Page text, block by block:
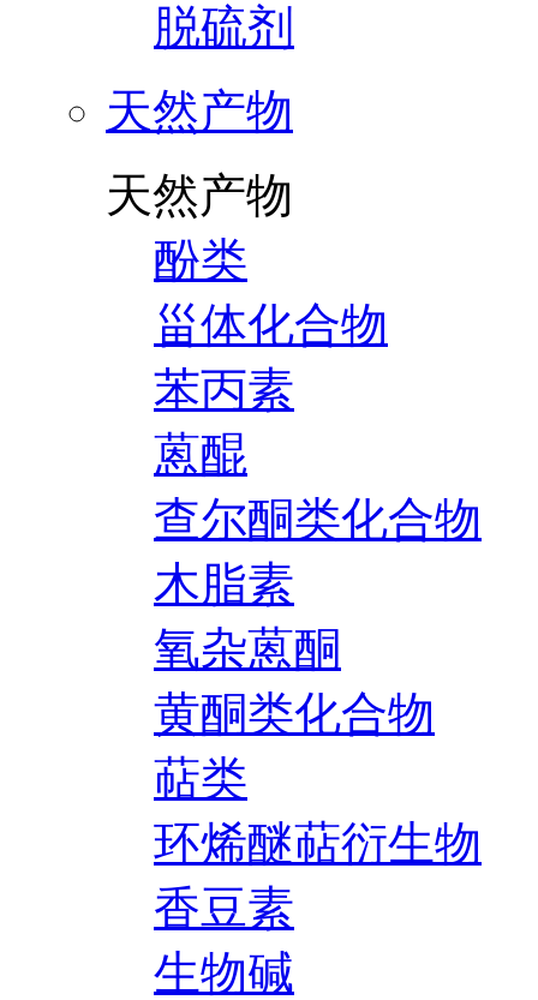
脱硫剂
天然产物
天然产物
酚类
甾体化合物
苯丙素
蒽醌
查尔酮类化合物
木脂素
氧杂蒽酮
黄酮类化合物
萜类
环烯醚萜衍生物
香豆素
生物碱